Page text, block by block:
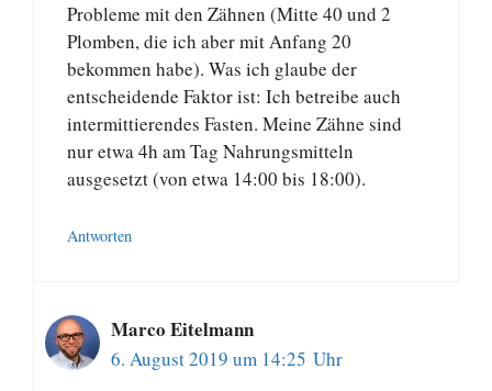
Probleme mit den Zähnen (Mitte 40 und 2
Plomben, die ich aber mit Anfang 20
bekommen habe). Was ich glaube der
entscheidende Faktor ist: Ich betreibe auch
intermittierendes Fasten. Meine Zähne sind
nur etwa 4h am Tag Nahrungsmitteln
ausgesetzt (von etwa 14:00 bis 18:00).
Antworten
Marco Eitelmann
6. August 2019 um 14:25 Uhr